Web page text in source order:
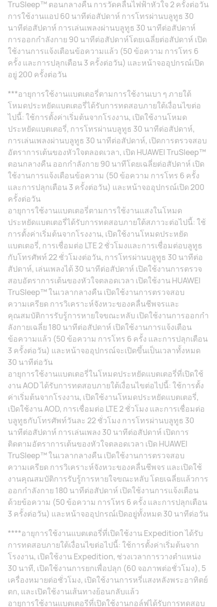
TruSleep™ ตอนกลางคืน การวัดคลื่นไฟฟ้าหัวใจ 2 ครั้งต่อวัน
การใช้งานแอป 60 นาทีต่อสัปดาห์ การโทรผ่านบลูทูธ 30
นาทีต่อสัปดาห์ การเล่นเพลงผ่านบลูทูธ 30 นาทีต่อสัปดาห์
การออกกําลังกาย 90 นาทีต่อสัปดาห์โดยเฉลี่ยต่อสัปดาห์ เปิด
ใช้งานการแจ้งเตือนข้อความแล้ว (50 ข้อความ การโทร 6
ครั้ง และการปลุกเตือน 3 ครั้งต่อวัน) และหน้าจออุปกรณ์เปิด
อยู่ 200 ครั้งต่อวัน
***อายุการใช้งานแบตเตอรี่ตามการใช้งานเบา ๆ ภายใต้
โหมดประหยัดแบตเตอรี่ได้รับการทดสอบภายใต้เงื่อนไขต่อ
ไปนี้: ใช้การตั้งค่าเริ่มต้นจากโรงงาน, เปิดใช้งานโหมด
ประหยัดแบตเตอรี่, การโทรผ่านบลูทูธ 30 นาทีต่อสัปดาห์,
การเล่นเพลงผ่านบลูทูธ 30 นาทีต่อสัปดาห์, เปิดการตรวจสอบ
อัตราการเต้นของหัวใจตลอดเวลา, เปิด HUAWEI TruSleep™
ตอนกลางคืน ออกกําลังกาย 90 นาทีโดยเฉลี่ยต่อสัปดาห์ เปิด
ใช้งานการแจ้งเตือนข้อความ (50 ข้อความ การโทร 6 ครั้ง
และการปลุกเตือน 3 ครั้งต่อวัน) และหน้าจออุปกรณ์เปิด 200
ครั้งต่อวัน
อายุการใช้งานแบตเตอรี่ตามการใช้งานแสงในโหมด
ประหยัดแบตเตอรี่ได้รับการทดสอบภายใต้สภาวะต่อไปนี้: ใช้
การตั้งค่าเริ่มต้นจากโรงงาน, เปิดใช้งานโหมดประหยัด
แบตเตอรี่, การเชื่อมต่อ LTE 2 ชั่วโมงและการเชื่อมต่อบลูทูธ
กับโทรศัพท์ 22 ชั่วโมงต่อวัน, การโทรผ่านบลูทูธ 30 นาทีต่อ
สัปดาห์, เล่นเพลงได้ 30 นาทีต่อสัปดาห์ เปิดใช้งานการตรวจ
สอบอัตราการเต้นของหัวใจตลอดเวลา เปิดใช้งาน HUAWEI
TruSleep™ ในเวลากลางคืน เปิดใช้งานการตรวจสอบ
ความเครียด การวิเคราะห์จังหวะของคลื่นชีพจรและ
คุณสมบัติการรับรู้การหายใจขณะหลับ เปิดใช้งานการออกกํา
ลังกายเฉลี่ย 180 นาทีต่อสัปดาห์ เปิดใช้งานการแจ้งเตือน
ข้อความแล้ว (50 ข้อความ การโทร 6 ครั้ง และการปลุกเตือน
3 ครั้งต่อวัน) และหน้าจออุปกรณ์จะเปิดขึ้นเป็นเวลาทั้งหมด
30 นาทีต่อวัน
อายุการใช้งานแบตเตอรี่ในโหมดประหยัดแบตเตอรี่ที่เปิดใช้
งาน AOD ได้รับการทดสอบภายใต้เงื่อนไขต่อไปนี้: ใช้การตั้ง
ค่าเริ่มต้นจากโรงงาน, เปิดใช้งานโหมดประหยัดแบตเตอรี่,
เปิดใช้งาน AOD, การเชื่อมต่อ LTE 2 ชั่วโมง และการเชื่อมต่อ
บลูทูธกับโทรศัพท์วันละ 22 ชั่วโมง การโทรผ่านบลูทูธ 30
นาทีต่อสัปดาห์ การเล่นเพลง 30 นาทีต่อสัปดาห์ เปิดการ
ติดตามอัตราการเต้นของหัวใจตลอดเวลา เปิด HUAWEI
TruSleep™ ในเวลากลางคืน เปิดใช้งานการตรวจสอบ
ความเครียด การวิเคราะห์จังหวะของคลื่นชีพจร และเปิดใช้
งานคุณสมบัติการรับรู้การหายใจขณะหลับ โดยเฉลี่ยแล้วการ
ออกกําลังกาย 180 นาทีต่อสัปดาห์ เปิดใช้งานการแจ้งเตือน
ด้วยข้อความ (50 ข้อความ การโทร 6 ครั้ง และการปลุกเตือน
3 ครั้งต่อวัน) และหน้าจออุปกรณ์เปิดอยู่ทั้งหมด 30 นาทีต่อวัน
****อายุการใช้งานแบตเตอรี่ที่เปิดใช้งาน Expedition ได้รับ
การทดสอบภายใต้เงื่อนไขต่อไปนี้: ใช้การตั้งค่าเริ่มต้นจาก
โรงงาน, เปิดใช้งาน Expedition, ช่วงเวลาการวางตําแหน่ง
30 นาที, เปิดใช้งานการยกเพื่อปลุก (60 จอภาพต่อชั่วโมง), 5
เครื่องหมายต่อชั่วโมง, เปิดใช้งานการหรี่แสงหลังพระอาทิตย์
ตก, และเปิดใช้งานเส้นทางย้อนกลับแล้ว
อายุการใช้งานแบตเตอรีที่เปิดใช้งานกอล์ฟได้รับการทดสอบ